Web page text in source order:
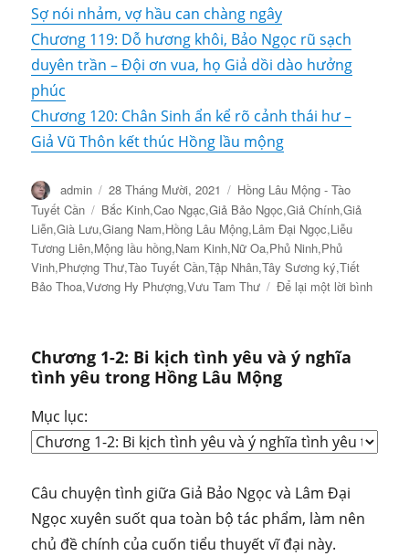
Sợ nói nhảm, vợ hầu can chàng ngây
Chương 119: Dỗ hương khôi, Bảo Ngọc rũ sạch
duyên trần – Đội ơn vua, họ Giả dồi dào hưởng
phúc
Chương 120: Chân Sinh ẩn kể rõ cảnh thái hư –
Giả Vũ Thôn kết thúc Hồng lầu mộng
Tác
giả
admin
Đăng
vào
ngày
28 Tháng Mười, 2021
Danh
mục
Hồng Lâu Mộng - Tào
Tuyết Cần
Thẻ
Bắc Kinh,Cao Ngạc,Giả Bảo Ngọc,Giả Chính,Giả
Liễn,Già Lưu,Giang Nam,Hồng Lâu Mộng,Lâm Đại Ngọc,Liễu
Tương Liên,Mộng lầu hồng,Nam Kinh,Nữ Oa,Phủ Ninh,Phủ
Vinh,Phượng Thư,Tào Tuyết Cần,Tập Nhân,Tây Sương ký,Tiết
Bảo Thoa,Vương Hy Phượng,Vưu Tam Thư Để lại một lời bìnhở
Chương 1-2: Bi kịch tình yêu và ý nghĩa
tình yêu trong Hồng Lâu Mộng
Mục lục:
Câu chuyện tình giữa Giả Bảo Ngọc và Lâm Đại
Ngọc xuyên suốt qua toàn bộ tác phẩm, làm nên
chủ đề chính của cuốn tiểu thuyết vĩ đại này.